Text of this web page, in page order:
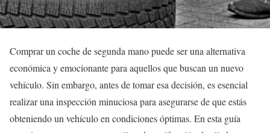
Comprar un coche de segunda mano puede ser una alternativa
económica y emocionante para aquellos que buscan un nuevo
vehículo. Sin embargo, antes de tomar esa decisión, es esencial
realizar una inspección minuciosa para asegurarse de que estás
obteniendo un vehículo en condiciones óptimas. En esta guía